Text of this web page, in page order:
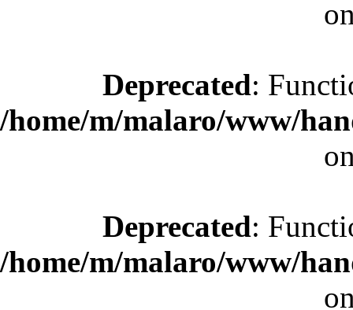
Deprecated:
/home/m/malaro/www/
Deprecated:
/home/m/malaro/www/